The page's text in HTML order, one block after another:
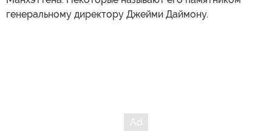
генеральному директору Джейми Даймону.